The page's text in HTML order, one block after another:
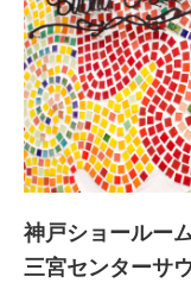
神戸ショールー
三宮センターサ